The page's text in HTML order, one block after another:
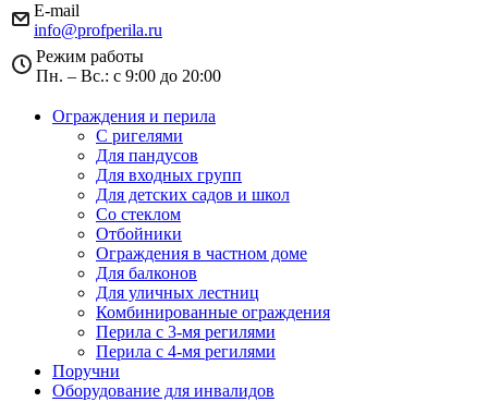
E-mail
info@profperila.ru
Режим работы
Пн. – Вс.: с 9:00 до 20:00
Ограждения и перила
С ригелями
Для пандусов
Для входных групп
Для детских садов и школ
Со стеклом
Отбойники
Ограждения в частном доме
Для балконов
Для уличных лестниц
Комбинированные ограждения
Перила с 3-мя регилями
Перила с 4-мя регилями
Поручни
Оборудование для инвалидов